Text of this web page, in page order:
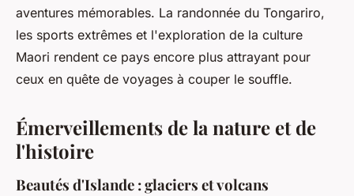
aventures mémorables. La randonnée du Tongariro,
les sports extrêmes et l'exploration de la culture
Maori rendent ce pays encore plus attrayant pour
ceux en quête de voyages à couper le souffle.
Émerveillements de la nature et de
l'histoire
Beautés d'Islande : glaciers et volcans